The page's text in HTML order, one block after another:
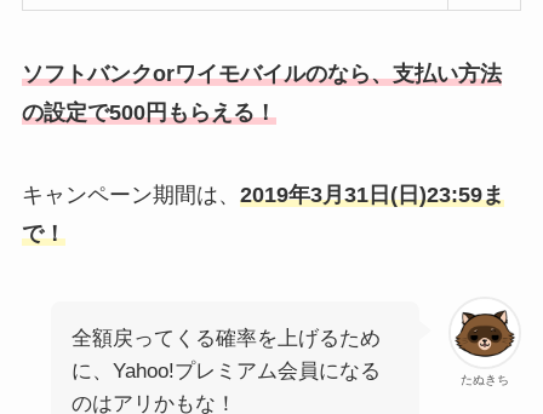
ソフトバンクorワイモバイルのなら、支払い方法
の設定で500円もらえる！
キャンペーン期間は、 2019年3月31日(日)23:59ま
で！
たぬきち
全額戻ってくる確率を上げるため
に、Yahoo!プレミアム会員になる
のはアリかもな！